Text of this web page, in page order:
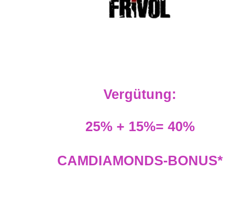
Vergütung:
25% + 15%= 40%
CAMDIAMONDS-BONUS*